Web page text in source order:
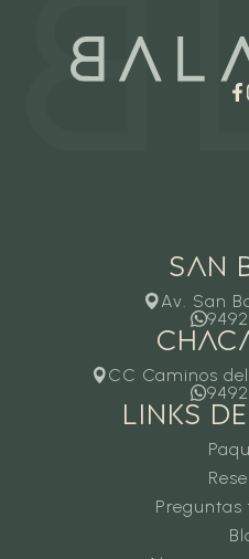
San
Av. San
CC Caminos
LINKS
Preguntas